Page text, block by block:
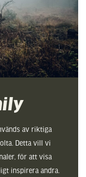
av riktiga
Detta vill vi
för att visa
inspirera andra.